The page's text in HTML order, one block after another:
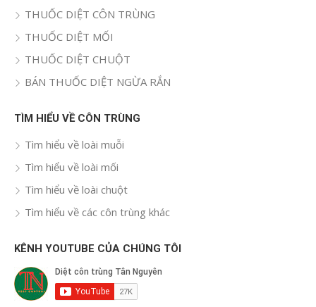
THUỐC DIỆT CÔN TRÙNG
THUỐC DIỆT MỐI
THUỐC DIỆT CHUỘT
BÁN THUỐC DIỆT NGỪA RẮN
TÌM HIỂU VỀ CÔN TRÙNG
Tìm hiểu về loài muỗi
Tìm hiểu về loài mối
Tìm hiểu về loài chuột
Tìm hiểu về các côn trùng khác
KÊNH YOUTUBE CỦA CHÚNG TÔI